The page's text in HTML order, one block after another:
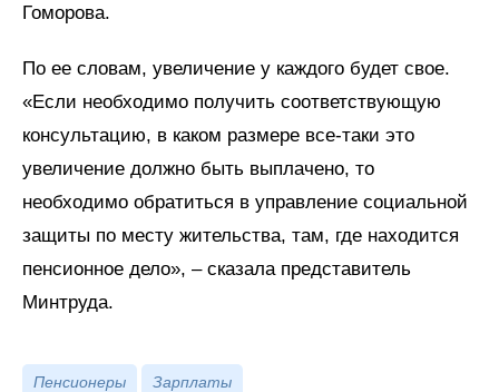
Гоморова.
По ее словам, увеличение у каждого будет свое.
«Если необходимо получить соответствующую
консультацию, в каком размере все-таки это
увеличение должно быть выплачено, то
необходимо обратиться в управление социальной
защиты по месту жительства, там, где находится
пенсионное дело», – сказала представитель
Минтруда.
Пенсионеры Зарплаты